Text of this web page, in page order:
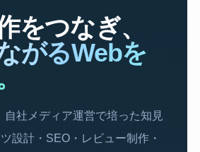
をつなぎ、
がるWebを
社メディア運営で培った知見
設計・SEO・レビュー制作・